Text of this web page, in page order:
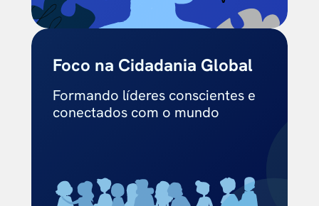
Foco na Cidadania Global
Formando líderes conscientes e
conectados com o mundo